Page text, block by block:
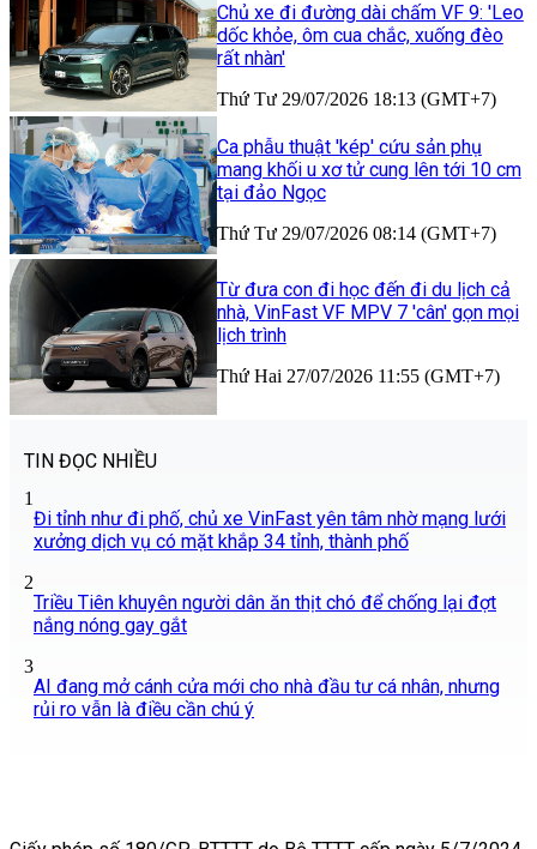
Chủ xe đi đường dài chấm VF 9: 'Leo
dốc khỏe, ôm cua chắc, xuống đèo
rất nhàn'
Thứ Tư 29/07/2026 18:13 (GMT+7)
Ca phẫu thuật 'kép' cứu sản phụ
mang khối u xơ tử cung lên tới 10 cm
tại đảo Ngọc
Thứ Tư 29/07/2026 08:14 (GMT+7)
Từ đưa con đi học đến đi du lịch cả
nhà, VinFast VF MPV 7 'cân' gọn mọi
lịch trình
Thứ Hai 27/07/2026 11:55 (GMT+7)
TIN ĐỌC NHIỀU
1
Đi tỉnh như đi phố, chủ xe VinFast yên tâm nhờ mạng lưới
xưởng dịch vụ có mặt khắp 34 tỉnh, thành phố
2
Triều Tiên khuyên người dân ăn thịt chó để chống lại đợt
nắng nóng gay gắt
3
AI đang mở cánh cửa mới cho nhà đầu tư cá nhân, nhưng
rủi ro vẫn là điều cần chú ý